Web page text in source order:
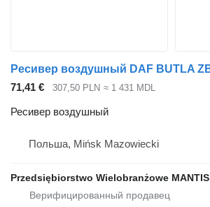
71,41 € 307,50 PLN ≈ 1 431 MDL
Ресивер воздушный
Польша, Mińsk Mazowiecki
Przedsiębiorstwo Wielobranżowe MANTIS